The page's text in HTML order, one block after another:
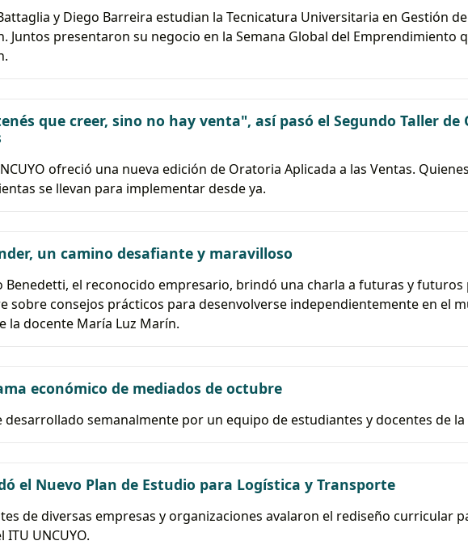
y Diego Barreira estudian la Tecnicatura Universitaria en Gestión
Juntos presentaron su negocio en la Semana Global del Emprendimiento
que creer, sino no hay venta", así pasó el Segundo Taller
ofreció una nueva edición de Oratoria Aplicada a las Ventas.
se llevan para implementar desde ya.
un camino desafiante y maravilloso
Benedetti, el reconocido empresario, brindó una charla a futuras y
sobre consejos prácticos para desenvolverse independientemente en el
la docente María Luz Marín.
económico de mediados de octubre
semanalmente por un equipo de estudiantes y docentes de la
el Nuevo Plan de Estudio para Logística y Transporte
de diversas empresas y organizaciones avalaron el rediseño curricular
ITU UNCUYO.